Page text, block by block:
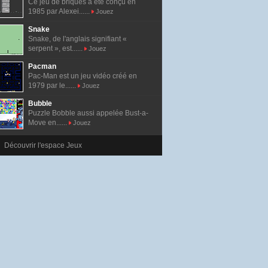
Ce jeu de briques a été conçu en
1985 par Alexei......
Jouez
Snake
Snake, de l'anglais signifiant «
serpent », est......
Jouez
Pacman
Pac-Man est un jeu vidéo créé en
1979 par le......
Jouez
Bubble
Puzzle Bobble aussi appelée Bust-a-
Move en......
Jouez
Découvrir l'espace Jeux